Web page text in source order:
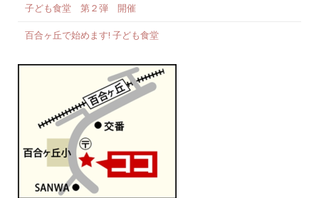
子ども食堂 第２弾 開催
百合ヶ丘で始めます! 子ども食堂